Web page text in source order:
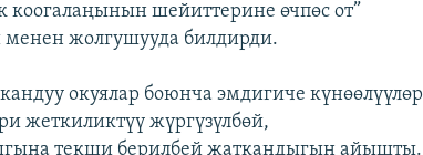
шейиттерине өчпөс от”
жолгушууда билдирди.
окуялар боюнча эмдигиче күнөөлүүлөр
жеткиликтүү жүргүзүлбөй,
текши берилбей жаткандыгын айышты.